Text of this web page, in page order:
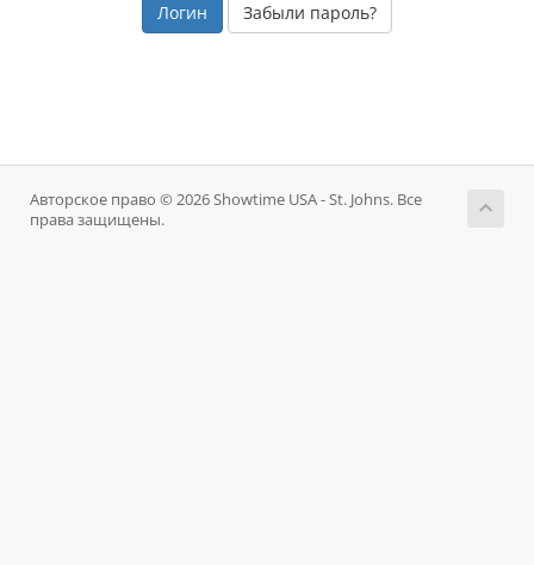
Забыли пароль?
Авторское право © 2026 Showtime USA - St. Johns. Все
права защищены.